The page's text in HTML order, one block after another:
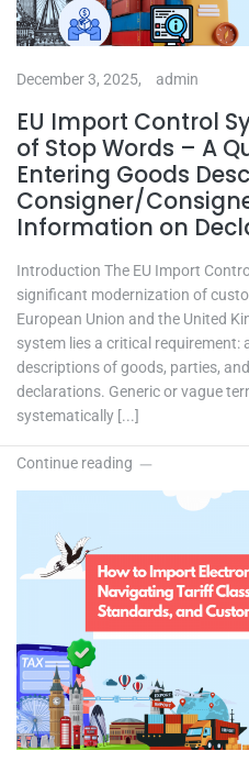
December 3, 2025, admin
EU Import Control
of Stop Words – A
Entering Goods
Consigner/
Information on
Introduction The EU Import
significant modernization of
European Union and the United
system lies a critical requirement:
descriptions of goods, parties,
declarations. Generic or vague
systematically [...]
Continue reading